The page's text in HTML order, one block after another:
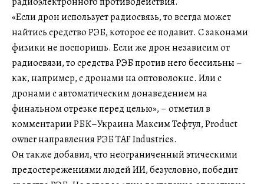
«Если дрон использует радиосвязь, то всегда может
найтись средство РЭБ, которое ее подавит. С законами
физики не поспоришь. Если же дрон независим от
радиосвязи, то средства РЭБ против него бессильны –
как, например, с дронами на оптоволокне. Или с
дронами с автоматическим донаведением на
финальном отрезке перед целью», – отметил в
комментарии РБК–Украина Максим Тефтул, Product
owner направления РЭБ TAF Industries.
Он также добавил, что неограниченный этическими
предостережениями людей ИИ, безусловно, победит